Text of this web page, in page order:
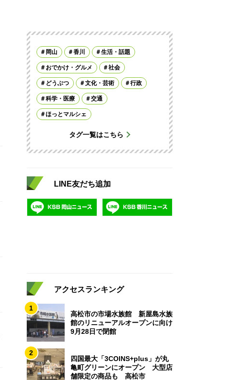
岡山 香川 生活・話題
おでかけ・グルメ 社会
どうぶつ 文化・芸術 行政
科学・医療 交通
ほっとマルシェ
タグ一覧はこちら
LINE友だち追加
アクセスランキング
1
高松市の市場水族館 新屋島水族
館のリニューアルオープンに向け
9月28日で閉館
2
四国最大「3COINS+plus」が丸
亀町グリーンにオープン 大型店
舗限定の商品も 高松市